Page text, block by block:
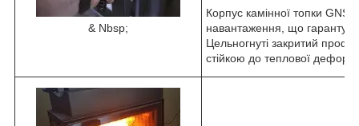
& Nbsp;
Корпус камінної топки GNS
навантаження, що гарантує
Цельногнуті закритий
стійкою до теплової